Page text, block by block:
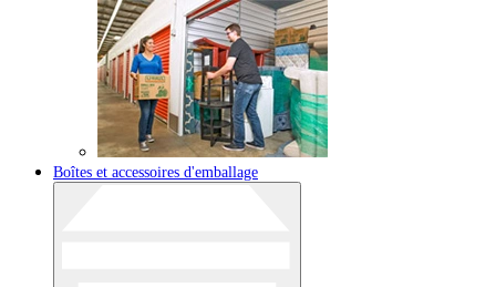
Boîtes et accessoires d'emballage